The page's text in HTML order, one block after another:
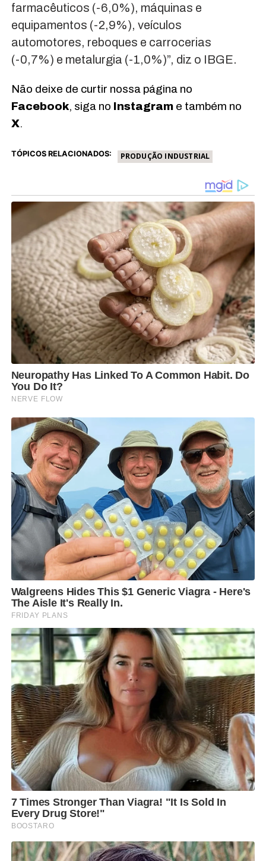
farmacêuticos (-6,0%), máquinas e
equipamentos (-2,9%), veículos
automotores, reboques e carrocerias
(-0,7%) e metalurgia (-1,0%)”, diz o IBGE.
Não deixe de curtir nossa página no
Facebook, siga no Instagrame também no
X.
TÓPICOS RELACIONADOS: PRODUÇÃO INDUSTRIAL